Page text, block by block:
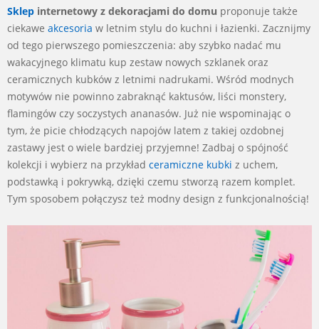
Sklep internetowy z dekoracjami do domu proponuje także
ciekawe akcesoria w letnim stylu do kuchni i łazienki. Zacznijmy
od tego pierwszego pomieszczenia: aby szybko nadać mu
wakacyjnego klimatu kup zestaw nowych szklanek oraz
ceramicznych kubków z letnimi nadrukami. Wśród modnych
motywów nie powinno zabraknąć kaktusów, liści monstery,
flamingów czy soczystych ananasów. Już nie wspominając o
tym, że picie chłodzących napojów latem z takiej ozdobnej
zastawy jest o wiele bardziej przyjemne! Zadbaj o spójność
kolekcji i wybierz na przykład ceramiczne kubki z uchem,
podstawką i pokrywką, dzięki czemu stworzą razem komplet.
Tym sposobem połączysz też modny design z funkcjonalnością!